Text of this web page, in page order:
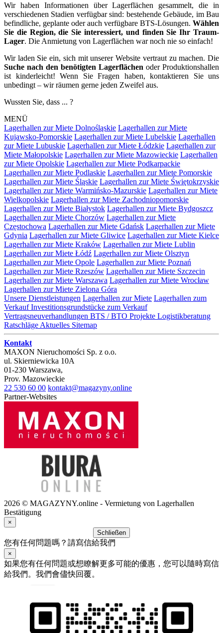
Wir haben Informationen über Lagerflächen gesammelt, die in
verschiedenen Stadien verfügbar sind: bestehende Gebäude, im Bau
befindliche, geplante oder auch verfügbare BTS-Lösungen. Wählen
Sie die Region, die Sie interessiert, und finden Sie Ihr Traum-
Lager. Die Anmietung von Lagerflächen war noch nie so einfach!
Wir laden Sie ein, sich mit unserer Website vertraut zu machen. Die
Suche nach den benötigten Lagerflächen oder Produktionshallen
ist kinderleicht! Wenn Sie Fragen haben, kontaktieren Sie uns
unbedingt – wir räumen gerne jeden Zweifel aus.
Wussten Sie, dass ... ?
MENÜ
Lagerhallen zur Miete Dolnośląskie Lagerhallen zur Miete
Kujawsko-Pomorskie Lagerhallen zur Miete Lubelskie Lagerhallen
zur Miete Lubuskie Lagerhallen zur Miete Łódzkie Lagerhallen zur
Miete Małopolskie Lagerhallen zur Miete Mazowieckie Lagerhallen
zur Miete Opolskie Lagerhallen zur Miete Podkarpackie
Lagerhallen zur Miete Podlaskie Lagerhallen zur Miete Pomorskie
Lagerhallen zur Miete Śląskie Lagerhallen zur Miete Świętokrzyskie
Lagerhallen zur Miete Warmińsko-Mazurskie Lagerhallen zur Miete
Wielkopolskie Lagerhallen zur Miete Zachodniopomorskie
Lagerhallen zur Miete Białystok Lagerhallen zur Miete Bydgoszcz
Lagerhallen zur Miete Chorzów Lagerhallen zur Miete
Częstochowa Lagerhallen zur Miete Gdańsk Lagerhallen zur Miete
Gdynia Lagerhallen zur Miete Gliwice Lagerhallen zur Miete Kielce
Lagerhallen zur Miete Kraków Lagerhallen zur Miete Lublin
Lagerhallen zur Miete Łódź Lagerhallen zur Miete Olsztyn
Lagerhallen zur Miete Opole Lagerhallen zur Miete Poznań
Lagerhallen zur Miete Rzeszów Lagerhallen zur Miete Szczecin
Lagerhallen zur Miete Warszawa Lagerhallen zur Miete Wrocław
Lagerhallen zur Miete Zielona Góra
Unsere Dienstleistungen Lagerhallen zur Miete Lagerhallen zum
VerkaufInvestitionsgrundstücke zum Verkauf
Vertragsneuverhandlungen BTS / BTO Projekte Logistikberatung
Ratschläge Aktuelles Sitemap
Kontakt
MAXON Nieruchomości Sp. z o.o.
ul. Skierniewicka 10A
01-230 Warszawa,
Prov. Mazowieckie
22 530 60 00 kontakt@magazyny.online
Partner-Websites
2026 © MAGAZYNY.online - Vermietung von Lagerhallen
Bestätigung
×
Schließen
您有任何問題嗎？請寫信給我們
×
如果您有任何問題或想瞭解更多可能的優惠，您可以隨時寫信
給我們。我們會儘快回覆。